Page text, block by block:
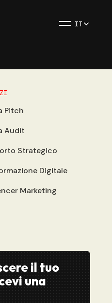
IT
Pitch
Audit
Strategico
Digitale
Marketing
il tuo
una